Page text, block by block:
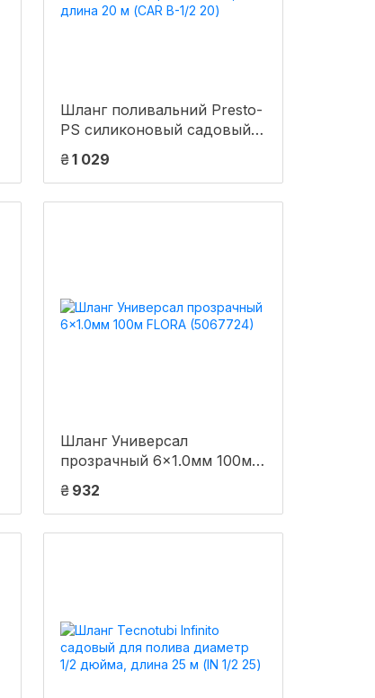
Шланг поливальний Presto-
PS силиконовый садовый
Карамель (синий) диаметр
1/2 дюйма, длина 20 м (CAR
B-1/2 20)
₴1 029
Шланг Универсал
прозрачный 6×1.0мм 100м
FLORA (5067724)
₴ 932